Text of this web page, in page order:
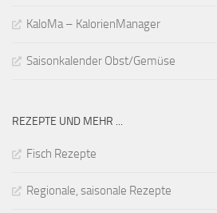
KaloMa – KalorienManager
Saisonkalender Obst/Gemüse
REZEPTE UND MEHR ...
Fisch Rezepte
Regionale, saisonale Rezepte